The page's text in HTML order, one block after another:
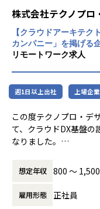
ビジネスの現場理解と
います
4. キャリアパスの模索可
ています。
■教育・研修
入社時研修、マネジメ
HAとの合同勉強会
会社の定める範囲
効率化
＜経営課
新規事
事業開発
援、
※導入企
aring/
る社会の
■社名
ーション
上記プロジェクトを含
たインフラの設計/運
委託5名)、カスタマー
代〜40代が中心となり
また、社内には別途、
レートエンジニアチー
基本的には週1出社で
必須）
プロ人材
気鋭の
人材等
を有する
プロ人材
を行いま
これま
／
展開。日
ロシェ
ルを確立
さらに、
掲げる
株式会社テクノプロ
【クラウドアーキテ
カンパニー」を掲げる
リモートワーク求人
週1日以上出社 上場企業
この度テクノプロ・デ
て、クラウドDX基盤の
なりました。
せていきますが、パブ
M・PLとして
活躍いただける方を募
国内最大手、DX、最
想定年収 800 〜
雇用形態 正社員